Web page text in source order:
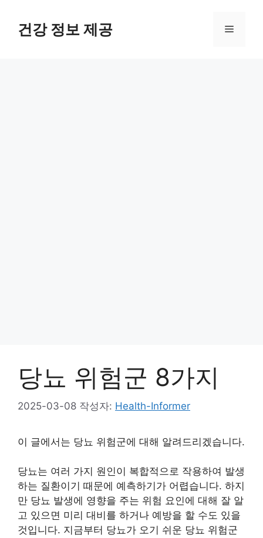
건강 정보 제공 메
당뇨 위험군 8가지
2025-03-08 작성자: Health-Informer
이 글에서는 당뇨 위험군에 대해 알려드리겠습니다.
당뇨는 여러 가지 원인이 복합적으로 작용하여 발생
하는 질환이기 때문에 예측하기가 어렵습니다. 하지
만 당뇨 발생에 영향을 주는 위험 요인에 대해 잘 알
고 있으면 미리 대비를 하거나 예방을 할 수도 있을
것입니다. 지금부터 당뇨가 오기 쉬운 당뇨 위험군